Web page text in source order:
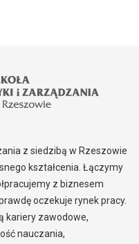
z siedzibą w Rzeszowie
kształcenia. Łączymy
z biznesem
oczekuje rynek pracy.
kariery zawodowe,
nauczania,